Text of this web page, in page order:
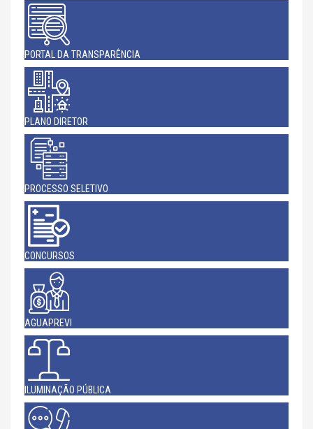
PORTAL DA TRANSPARÊNCIA
PLANO DIRETOR
PROCESSO SELETIVO
CONCURSOS
AGUAPREVI
ILUMINAÇÃO PÚBLICA